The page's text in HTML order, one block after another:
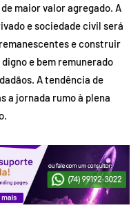
maior valor agregado. A
e sociedade civil será
e construir
e bem remunerado
A tendência de
a jornada rumo à plena